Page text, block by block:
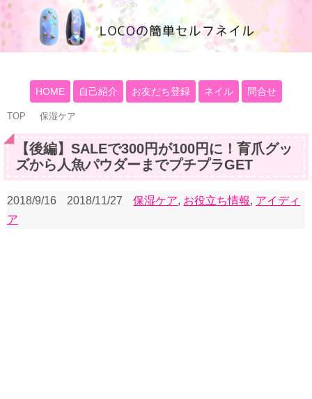
100均大好きママブログ
HOME 自己紹介 お友だち登録 ネイル 問合せ
TOP 保湿ケア
【後編】SALEで300円が100円に！育爪グッ
ズから人魚パウダーまでプチプラGET
2018/9/16 2018/11/27 保湿ケア, お役立ち情報, アイディ
ア